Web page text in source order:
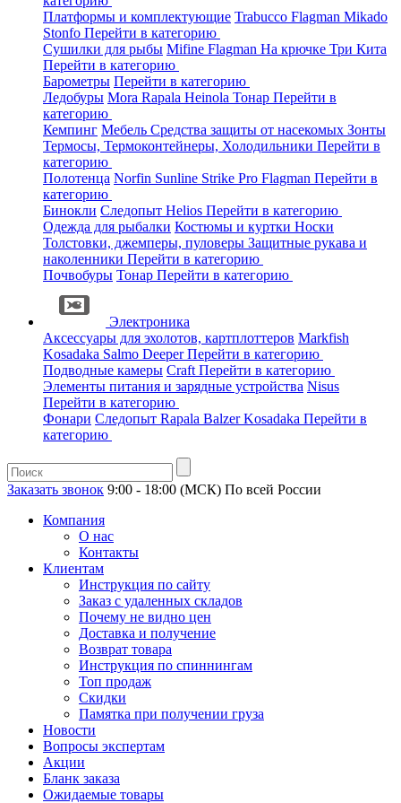
Платформы и комплектующие Trabucco Flagman Mikado
Stonfo Перейти в категорию
Сушилки для рыбы Mifine Flagman На крючке Три Кита
Перейти в категорию
Барометры Перейти в категорию
Ледобуры Mora Rapala Heinola Тонар Перейти в
категорию
Кемпинг Мебель Средства защиты от насекомых Зонты
Термосы, Термоконтейнеры, Холодильники Перейти в
категорию
Полотенца Norfin Sunline Strike Pro Flagman Перейти в
категорию
Бинокли Следопыт Helios Перейти в категорию
Одежда для рыбалки Костюмы и куртки Носки
Толстовки, джемперы, пуловеры Защитные рукава и
наколенники Перейти в категорию
Почвобуры Тонар Перейти в категорию
Электроника
Аксессуары для эхолотов, картплоттеров Markfish
Kosadaka Salmo DeeperПерейти в категорию
Подводные камеры Craft Перейти в категорию
Элементы питания и зарядные устройства Nisus
Перейти в категорию
Фонари Следопыт Rapala BalzerKosadaka Перейти в
категорию
Заказать звонок 9:00 - 18:00 (МСК) По всей России
Компания
О нас
Контакты
Клиентам
Инструкция по сайту
Заказ с удаленных складов
Почему не видно цен
Доставка и получение
Возврат товара
Инструкция по спиннингам
Топ продаж
Скидки
Памятка при получении груза
Новости
Вопросы экспертам
Акции
Бланк заказа
Ожидаемые товары